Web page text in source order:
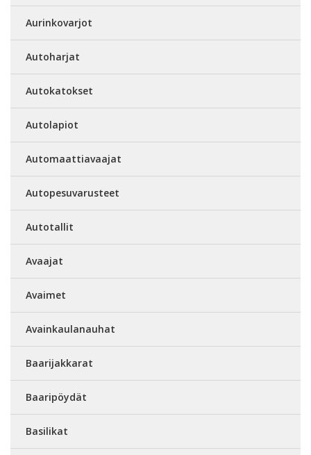
Aurinkovarjot
Autoharjat
Autokatokset
Autolapiot
Automaattiavaajat
Autopesuvarusteet
Autotallit
Avaajat
Avaimet
Avainkaulanauhat
Baarijakkarat
Baaripöydät
Basilikat